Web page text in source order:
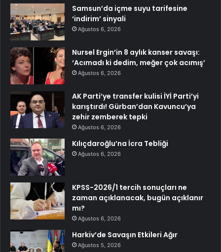
Samsun’da içme suyu tarifesine
‘indirim’ sinyali
Ağustos 6, 2026
Nursel Ergin’in 8 aylık kanser savaşı:
‘Acımadı ki dedim, meğer çok acımış’
Ağustos 6, 2026
AK Parti’ye transfer kulisi İYİ Parti’yi
karıştırdı! Gürban’dan Kavuncu’ya
zehir zemberek tepki
Ağustos 6, 2026
Kılıçdaroğlu’na İcra Tebliği
Ağustos 6, 2026
KPSS-2026/1 tercih sonuçları ne
zaman açıklanacak, bugün açıklanır
mı?
Ağustos 6, 2026
Harkiv’de Savaşın Etkileri Ağır
Ağustos 5, 2026